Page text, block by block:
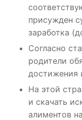
присужден
заработка
Согласно
родители
достижения
На этой
и скачать
алиментов